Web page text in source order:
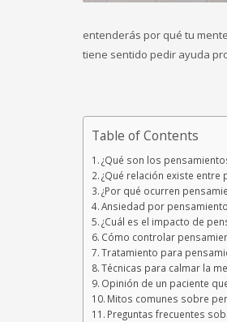
entenderás por qué tu
tiene sentido pedir ayuda
Table of Contents
¿Qué son los
¿Qué relación existe
¿Por qué ocurren
Ansiedad por
¿Cuál es el impacto de
Cómo controlar
Tratamiento para
Técnicas para calmar la
Opinión de un paciente
Mitos comunes sobre
Preguntas frecuentes